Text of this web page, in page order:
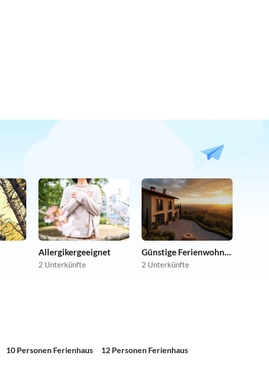
Allergikergeeignet
2 Unterkünfte
Günstige Ferienwohnungen
2 Unterkünfte
10 Personen Ferienhaus 12 Personen Ferienhaus